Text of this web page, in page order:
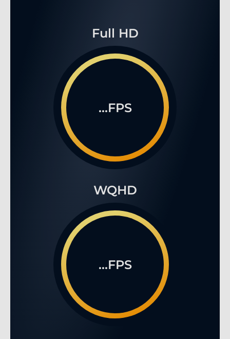
Full HD
...FPS
WQHD
...FPS